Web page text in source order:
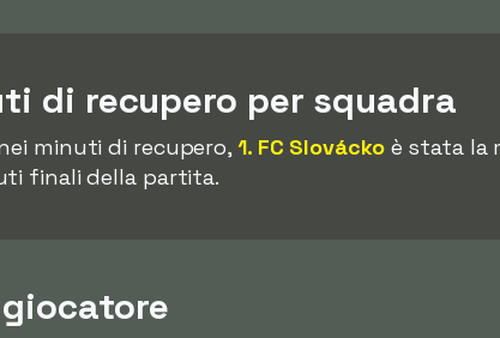
di recupero per squadra
minuti di recupero, 1. FC Slováckoè stata la
finali della partita.